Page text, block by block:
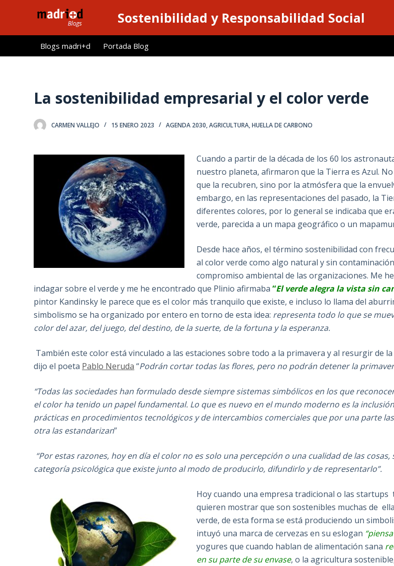
l
Sostenibilidad y Responsabilidad Social
Blogs madri+d Portada Blog
La sostenibilidad empresarial y el color verde
CARMEN VALLEJO 15 ENERO 2023 AGENDA 2030,AGRICULTURA,HUELLA DE CARBONO
Cuando a partir de la década de los 60 los
nuestro planeta, afirmaron que la Tierra es Azul.
que la recubren, sino por la atmósfera que la
embargo, en las representaciones del pasado, la
diferentes colores, por lo general se indicaba que
verde, parecida a un mapa geográfico o un
Desde hace años, el término sostenibilidad con
al color verde como algo natural y sin
compromiso ambiental de las organizaciones. Me
indagar sobre el verde y me he encontrado que Plinio afirmaba“El verde alegra la vista sin
pintor Kandinsky le parece que es el color más tranquilo que existe, e incluso lo llama del
simbolismo se ha organizado por entero en torno de esta idea: representa todo lo que se
color del azar, del juego, del destino, de la suerte, de la fortuna y la esperanza.
También este color está vinculado a las estaciones sobre todo a la primavera y al resurgir de la
dijo el poeta Pablo Neruda “Podrán cortar todas las flores, pero no podrán detener la
“Todas las sociedades han formulado desde siempre sistemas simbólicos en los que
el color ha tenido un papel fundamental. Lo que es nuevo en el mundo moderno es la
prácticas en procedimientos tecnológicos y de intercambios comerciales que por una parte
otra las estandarizan”
“Por estas razones, hoy en día el color no es solo una percepción o una cualidad de las cosas,
categoría psicológica que existe junto al modo de producirlo, difundirlo y de representarlo”.
Hoy cuando una empresa tradicional o las startups
quieren mostrar que son sostenibles muchas de
verde, de esta forma se está produciendo un
intuyó una marca de cervezas en su eslogan
yogures que cuando hablan de alimentación sana
en su parte de su envase, o la agricultura